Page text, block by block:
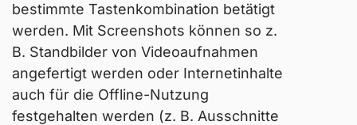
bestimmte Tastenkombination betätigt
werden. Mit Screenshots können so z.
B. Standbilder von Videoaufnahmen
angefertigt werden oder Internetinhalte
auch für die Offline-Nutzung
festgehalten werden (z. B. Ausschnitte